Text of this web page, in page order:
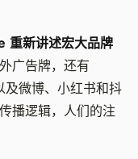
重新讲述宏大品牌
广告牌，还有
及微博、小红书和抖
播逻辑，人们的注